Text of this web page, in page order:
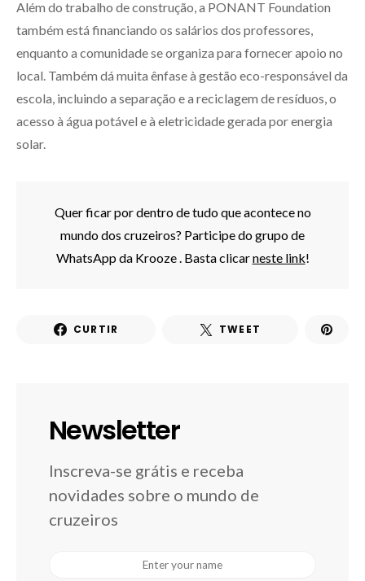
Além do trabalho de construção, a PONANT Foundation
também está financiando os salários dos professores,
enquanto a comunidade se organiza para fornecer apoio no
local. Também dá muita ênfase à gestão eco-responsável da
escola, incluindo a separação e a reciclagem de resíduos, o
acesso à água potável e à eletricidade gerada por energia
solar.
Quer ficar por dentro de tudo que acontece no
mundo dos cruzeiros? Participe do grupo de
WhatsApp da Krooze . Basta clicarneste link!
CURTIR TWEET
Newsletter
Inscreva-se grátis e receba
novidades sobre o mundo de
cruzeiros